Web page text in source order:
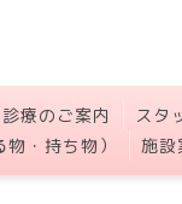
診療のご案内 スタ
・持ち物）
施設